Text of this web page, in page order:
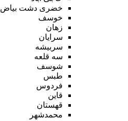
خضری دشت بیاض
خوسف
زهان
سرایان
سربیشه
سه قلعه
شوسف
طبس
فردوس
قاین
قهستان
محمدشهر